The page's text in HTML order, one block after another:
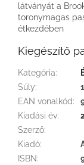
látványát a
toronymagas
étkezdében
Kiegészítő
Kategória:
Súly:
EAN vonalkód:
Kiadási év:
Szerző:
Kiadó:
ISBN: